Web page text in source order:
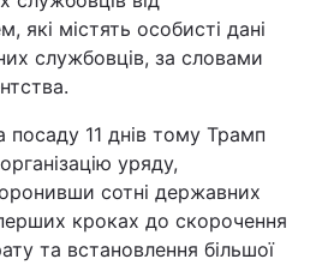
які містять особисті дані
службовців, за словами
11 днів тому Трамп
уряду,
сотні державних
кроках до скорочення
та встановлення більшої